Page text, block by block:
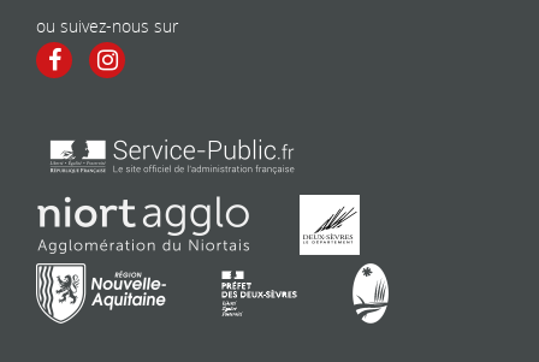
ou suivez-nous sur